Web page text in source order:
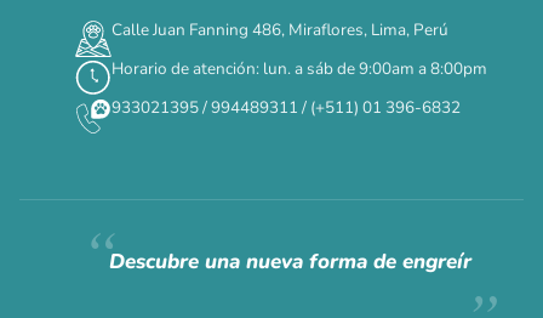
DÍAS HORAS MIN SEG
✕
Siempre fuimosraros.
Calle Juan Fanning 486, Miraflores, Lima, Perú
Horario de atención: lun. a sáb de 9:00am a 8:00pm
933021395 / 994489311 / (+511) 01 396-6832
Descubre una nueva forma de engreír